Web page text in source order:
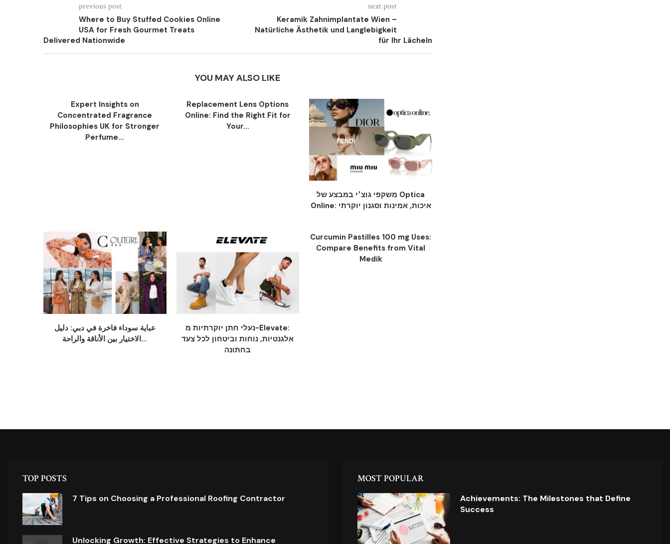
previous post
Where to Buy Stuffed Cookies Online
USA for Fresh Gourmet Treats
Delivered Nationwide
next post
Keramik Zahnimplantate Wien –
Natürliche Ästhetik und Langlebigkeit
für Ihr Lächeln
YOU MAY ALSO LIKE
Expert Insights on
Concentrated Fragrance
Philosophies UK for Stronger
Perfume...
Replacement Lens Options
Online: Find the Right Fit for
Your...
משקפי גוצ׳י במבצע של Optica
Online: איכות, אמינות וסגנון יוקרתי
عباية سوداء فاخرة في دبي: دليل
الاختيار بين الأناقة والراحة...
נעלי חתן יוקרתיות מ-Elevate:
אלגנטיות, נוחות וביטחון לכל צעד
בחתונה
Curcumin Pastilles 100 mg Uses:
Compare Benefits from Vital
Medik
TOP POSTS
7 Tips on Choosing a Professional Roofing Contractor
Unlocking Growth: Effective Strategies to Enhance
MOST POPULAR
Achievements: The Milestones that Define
Success